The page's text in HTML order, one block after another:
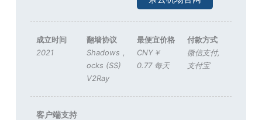
成立时间
2021
翻墙协议
Shadows
ocks (SS)
,
V2Ray
最便宜价格
CNY￥
0.77 每天
付款方式
微信支付,
支付宝
客户端支持